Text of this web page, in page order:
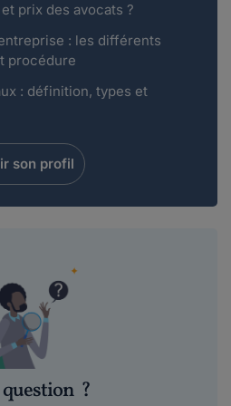
prix des avocats ?
: les différents
procédure
: définition, types et
son profil
?